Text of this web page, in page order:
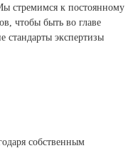
стремимся к постоянному
чтобы быть во главе
стандарты экспертизы
собственным